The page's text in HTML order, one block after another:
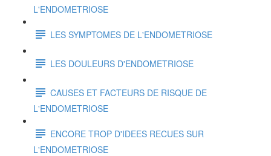
L'ENDOMETRIOSE
LES SYMPTOMES DE L'ENDOMETRIOSE
LES DOULEURS D'ENDOMETRIOSE
CAUSES ET FACTEURS DE RISQUE DE
L'ENDOMETRIOSE
ENCORE TROP D'IDEES RECUES SUR
L'ENDOMETRIOSE